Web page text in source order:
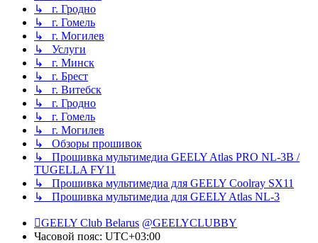
↳ г. Гродно
↳ г. Гомель
↳ г. Могилев
↳ Услуги
↳ г. Минск
↳ г. Брест
↳ г. Витебск
↳ г. Гродно
↳ г. Гомель
↳ г. Могилев
↳ Обзоры прошивок
↳ Прошивка мультимедиа GEELY Atlas PRO NL-3B /
TUGELLA FY11
↳ Прошивка мультимедиа для GEELY Coolray SX11
↳ Прошивка мультимедиа для GEELY Atlas NL-3
GEELY Club Belarus @GEELYCLUBBY
Часовой пояс: UTC+03:00